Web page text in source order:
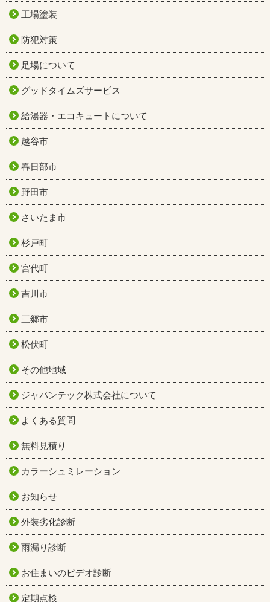
工場塗装
防犯対策
足場について
グッドタイムズサービス
給湯器・エコキュートについて
越谷市
春日部市
野田市
さいたま市
杉戸町
宮代町
吉川市
三郷市
松伏町
その他地域
ジャパンテック株式会社について
よくある質問
無料見積り
カラーシュミレーション
お知らせ
外装劣化診断
雨漏り診断
お住まいのビデオ診断
定期点検